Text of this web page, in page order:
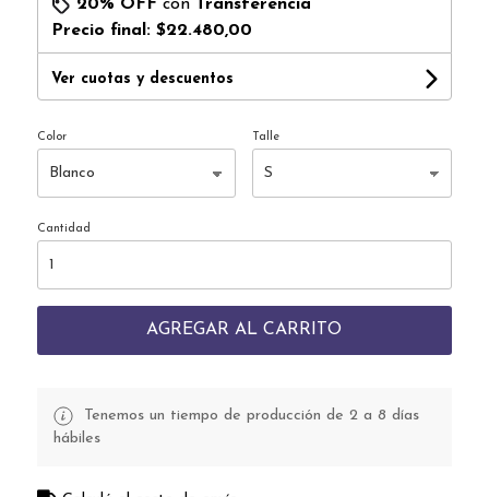
20% OFFcon Transferencia
Precio final: $22.480,00
Ver cuotas y descuentos
Color Talle
Cantidad
AGREGAR AL CARRITO
Tenemos un tiempo de producción de 2 a 8 días
hábiles